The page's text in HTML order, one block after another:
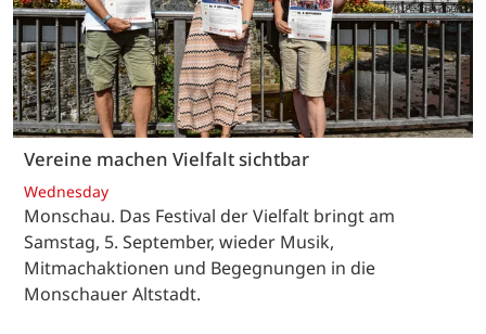
Vereine machen Vielfalt sichtbar
Wednesday
Monschau. Das Festival der Vielfalt bringt am
Samstag, 5. September, wieder Musik,
Mitmachaktionen und Begegnungen in die
Monschauer Altstadt.